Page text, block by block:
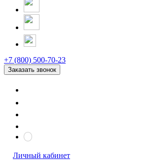
+7 (800) 500-70-23
Заказать звонок
Личный кабинет